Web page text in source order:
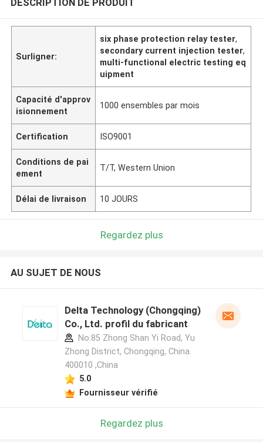
Surligner:
six phase protection relay tester,
secondary current injection tester,
multi-functional electric testing eq
uipment
Capacité d'approv
isionnement
1000 ensembles par mois
Certification ISO9001
Conditions de pai
ement
T/T, Western Union
Délai de livraison 10 JOURS
Regardez plus
AU SUJET DE NOUS
Delta Technology (Chongqing)
Co., Ltd. profil du fabricant
No.85 Zhong Shan Yi Road, Yu
Zhong District, Chongqing, China.
400010 ,China
5.0
Fournisseur vérifié
Regardez plus